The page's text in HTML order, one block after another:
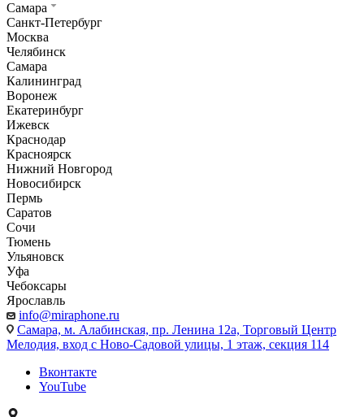
Самара
Санкт-Петербург
Москва
Челябинск
Самара
Калининград
Воронеж
Екатеринбург
Ижевск
Краснодар
Красноярск
Нижний Новгород
Новосибирск
Пермь
Саратов
Сочи
Тюмень
Ульяновск
Уфа
Чебоксары
Ярославль
info@miraphone.ru
Самара, м. Алабинская, пр. Ленина 12а, Торговый Центр
Мелодия, вход с Ново-Садовой улицы, 1 этаж, секция 114
Вконтакте
YouTube